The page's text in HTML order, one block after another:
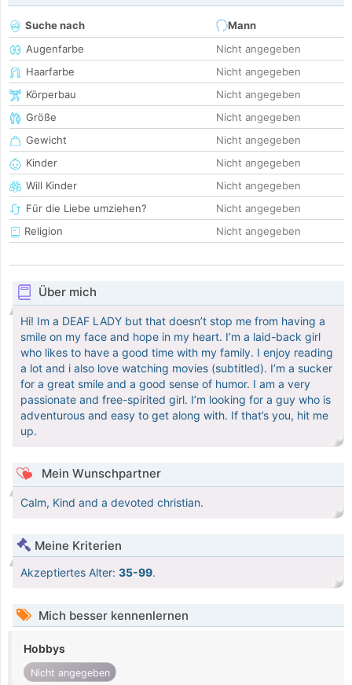
Suche nach
Mann
Augenfarbe
Nicht angegeben
Haarfarbe
Nicht angegeben
Körperbau
Nicht angegeben
Größe
Nicht angegeben
Gewicht
Nicht angegeben
Kinder
Nicht angegeben
Will Kinder
Nicht angegeben
Für die Liebe umziehen?
Nicht angegeben
Religion
Nicht angegeben
Über mich
Hi! Im a DEAF LADY but that doesn’t stop me from having a
smile on my face and hope in my heart. I’m a laid-back girl
who likes to have a good time with my family. I enjoy reading
a lot and i also love watching movies (subtitled). I’m a sucker
for a great smile and a good sense of humor. I am a very
passionate and free-spirited girl. I’m looking for a guy who is
adventurous and easy to get along with. If that’s you, hit me
up.
Mein Wunschpartner
Calm, Kind and a devoted christian.
Meine Kriterien
Akzeptiertes Alter: 35-99.
Mich besser kennenlernen
Hobbys
Nicht angegeben